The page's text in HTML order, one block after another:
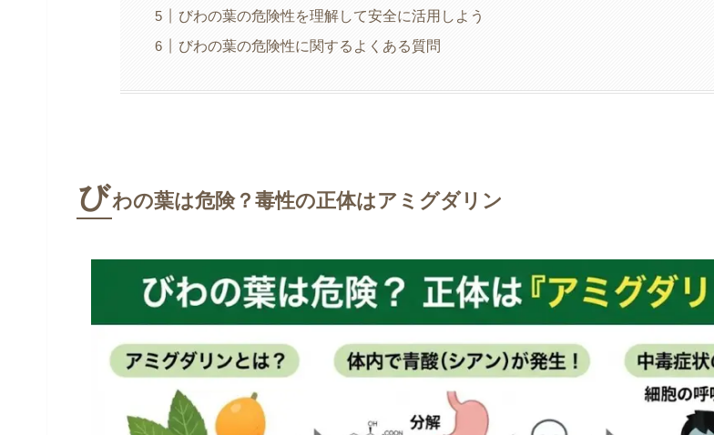
びわの葉の危険性を理解して安全に活用しよう
びわの葉の危険性に関するよくある質問
びわの葉は危険？毒性の正体はアミグダリン